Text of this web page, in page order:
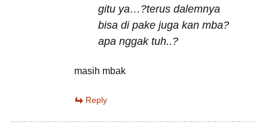
gitu ya…?terus dalemnya
bisa di pake juga kan mba?
apa nggak tuh..?
masih mbak
Reply